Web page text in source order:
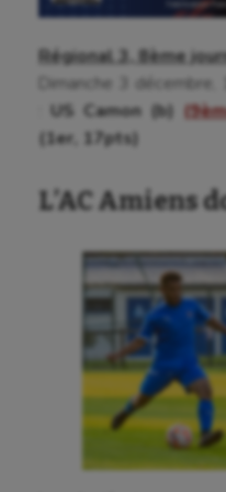
Cerf Volant
Cheerleading
Course à pied
Cyclisme
Danse
Equitation
Escalade
Escrime
Fitness
Régional 3, 8ème
Dimanche 3 décembre,
:US Camon (b)
(1er, 17pts)
L’AC Amiens